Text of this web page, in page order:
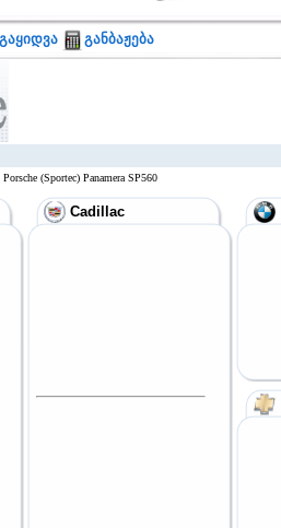
გაყიდვა განბაჟება
(Sportec) Panamera SP560
Cadillac